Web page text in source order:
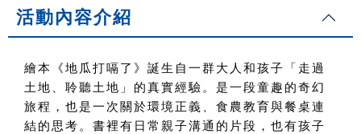
活動內容介紹
繪本《地瓜打嗝了》誕生自一群大人和孩子「走過
土地、聆聽土地」的真實經驗。是一段童趣的奇幻
旅程，也是一次關於環境正義、食農教育與餐桌連
結的思考。書裡有日常親子溝通的片段，也有孩子